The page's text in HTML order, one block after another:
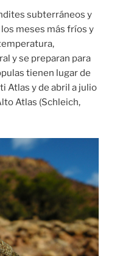
subterráneos y
meses más fríos y
y se preparan para
tienen lugar de
Atlas y de abril a julio
Atlas (Schleich,